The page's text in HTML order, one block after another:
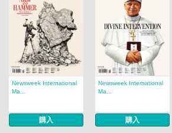
Newsweek International
Ma...
購入
Newsweek International
Ma...
購入